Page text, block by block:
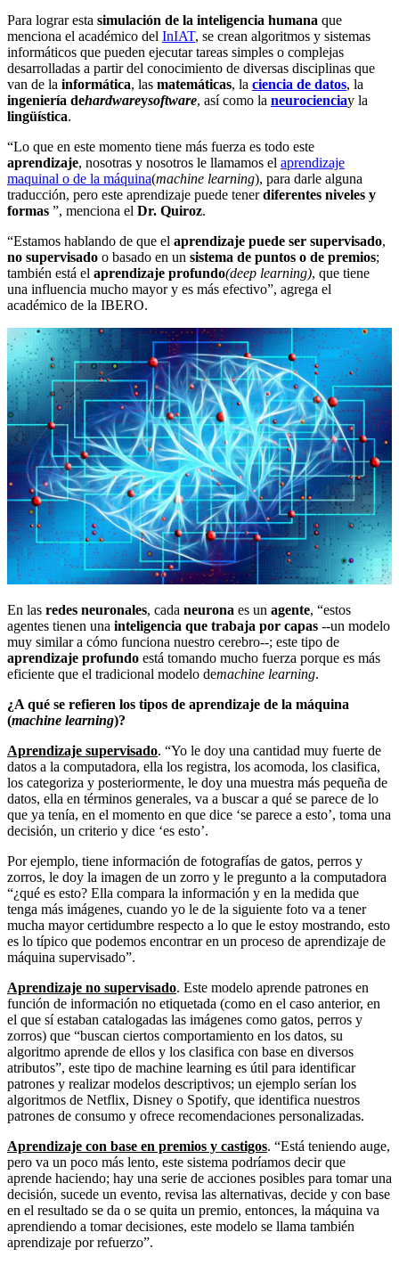
Para lograr esta simulación de la inteligencia humana que
menciona el académico del InIAT, se crean algoritmos y sistemas
informáticos que pueden ejecutar tareas simples o complejas
desarrolladas a partir del conocimiento de diversas disciplinas que
van de la informática, las matemáticas, la ciencia de datos, la
ingeniería dehardwareysoftware, así como la neurocienciay la
lingüística.
“Lo que en este momento tiene más fuerza es todo este
aprendizaje, nosotras y nosotros le llamamos el aprendizaje
maquinal o de la máquina(machine learning), para darle alguna
traducción, pero este aprendizaje puede tenerdiferentes niveles y
formas ”, menciona el Dr. Quiroz.
“Estamos hablando de que el aprendizaje puede ser supervisado,
no supervisado o basado en un sistema de puntos o de premios;
también está el aprendizaje profundo(deep learning), que tiene
una influencia mucho mayor y es más efectivo”, agrega el
académico de la IBERO.
En las redes neuronales, cada neurona es un agente, “estos
agentes tienen una inteligencia que trabaja por capas --un modelo
muy similar a cómo funciona nuestro cerebro--; este tipo de
aprendizaje profundo está tomando mucho fuerza porque es más
eficiente que el tradicional modelo demachine learning.
¿A qué se refieren los tipos de aprendizaje de la máquina
(machine learning)?
Aprendizaje supervisado. “Yo le doy una cantidad muy fuerte de
datos a la computadora, ella los registra, los acomoda, los clasifica,
los categoriza y posteriormente, le doy una muestra más pequeña de
datos, ella en términos generales, va a buscar a qué se parece de lo
que ya tenía, en el momento en que dice ‘se parece a esto’, toma una
decisión, un criterio y dice ‘es esto’.
Por ejemplo, tiene información de fotografías de gatos, perros y
zorros, le doy la imagen de un zorro y le pregunto a la computadora
“¿qué es esto? Ella compara la información y en la medida que
tenga más imágenes, cuando yo le de la siguiente foto va a tener
mucha mayor certidumbre respecto a lo que le estoy mostrando, esto
es lo típico que podemos encontrar en un proceso de aprendizaje de
máquina supervisado”.
Aprendizaje no supervisado. Este modelo aprende patrones en
función de información no etiquetada (como en el caso anterior, en
el que sí estaban catalogadas las imágenes como gatos, perros y
zorros) que “buscan ciertos comportamiento en los datos, su
algoritmo aprende de ellos y los clasifica con base en diversos
atributos”, este tipo de machine learning es útil para identificar
patrones y realizar modelos descriptivos; un ejemplo serían los
algoritmos de Netflix, Disney o Spotify, que identifica nuestros
patrones de consumo y ofrece recomendaciones personalizadas.
Aprendizaje con base en premios y castigos. “Está teniendo auge,
pero va un poco más lento, este sistema podríamos decir que
aprende haciendo; hay una serie de acciones posibles para tomar una
decisión, sucede un evento, revisa las alternativas, decide y con base
en el resultado se da o se quita un premio, entonces, la máquina va
aprendiendo a tomar decisiones, este modelo se llama también
aprendizaje por refuerzo”.